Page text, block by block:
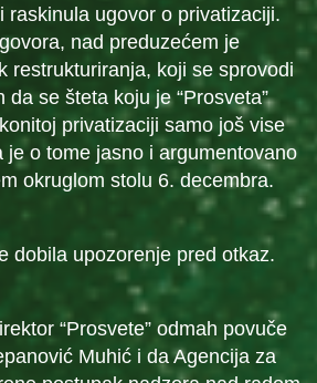
raskinula ugovor o privatizaciji.
nad preduzećem je
restrukturiranja, koji se sprovodi
da se šteta koju je “Prosveta”
privatizaciji samo još vise
je o tome jasno i argumentovano
okruglom stolu 6. decembra.
dobila upozorenje pred otkaz.
“Prosvete” odmah povuče
Muhić i da Agencija za